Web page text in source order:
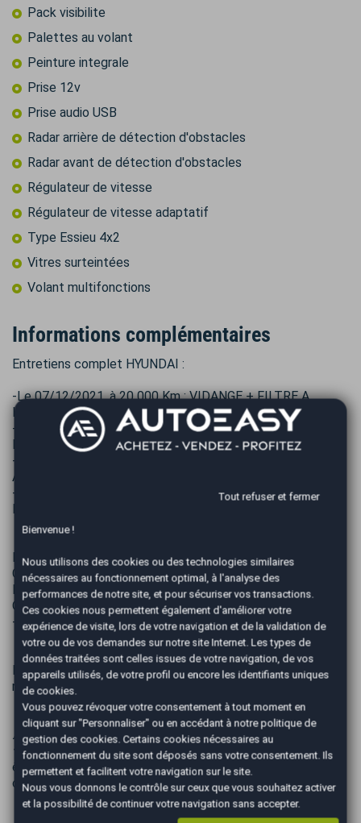
Pack visibilite
Palettes au volant
Peinture integrale
Prise 12v
Prise audio USB
Radar arrière de détection d'obstacles
Radar avant de détection d'obstacles
Régulateur de vitesse
Régulateur de vitesse adaptatif
Type Essieu 4x2
Vitres surteintées
Volant multifonctions
Informations complémentaires
Entretiens complet HYUNDAI :
-Le 07/12/2021, à 20 000 Km : VIDANGE + FILTRE A
HUILLE + FILTRE A AIR
-Le 08/01/2025, à 47 700 Km : VIDANGE + TOUS LES
-Le 12/02/2025, à 48 000 Km : VIDANGE RESERVOIR
ADBLUE
-Le 12/08/2025, à 53 000 Km : REMPLACEMENT 4
Nous vous accueillons dans nos locaux AutoEasy Noisy Le
Grand
Du Mardi au Samedi SUR RENDEZ VOUS POUR UNE VISITE
OU UN ESSAI.
--------------------------------
Frais de mise à la route 849 € : Frais de préparation, Mise à
niveau de tous les Fluides , Carburant de mise en route 1/4.
⚠️ Aucune réservation ne sera acceptée sans acompte ✍
⚜️ Les données présentées dans cette annonce peuvent
être sujettes à des erreurs. Pour toute information,
contactez-nous par téléphone ou par mail.
Tout refuser et fermer
Bienvenue !
Nous utilisons des cookies ou des technologies similaires
nécessaires au fonctionnement optimal, à l'analyse des
performances de notre site, et pour sécuriser vos transactions.
Ces cookies nous permettent également d'améliorer votre
expérience de visite, lors de votre navigation et de la validation de
votre ou de vos demandes sur notre site Internet. Les types de
données traitées sont celles issues de votre navigation, de vos
appareils utilisés, de votre profil ou encore les identifiants uniques
de cookies.
Vous pouvez révoquer votre consentement à tout moment en
cliquant sur "Personnaliser" ou en accédant à notre politique de
gestion des cookies. Certains cookies nécessaires au
fonctionnement du site sont déposés sans votre consentement. Ils
permettent et facilitent votre navigation sur le site.
Nous vous donnons le contrôle sur ceux que vous souhaitez activer
et la possibilité de continuer votre navigation sans accepter.